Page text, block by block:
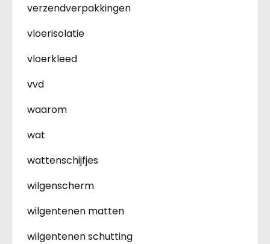
verzendverpakkingen
vloerisolatie
vloerkleed
vvd
waarom
wat
wattenschijfjes
wilgenscherm
wilgentenen matten
wilgentenen schutting